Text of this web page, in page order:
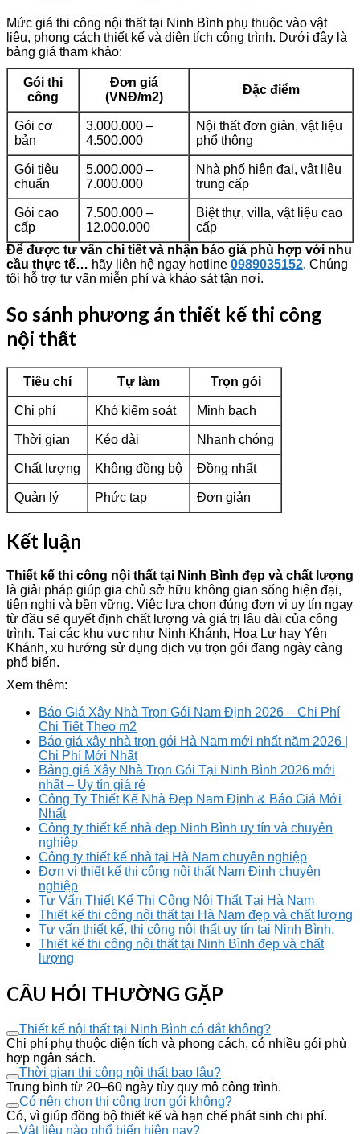
Mức giá thi công nội thất tại Ninh Bình phụ thuộc vào vật
liệu, phong cách thiết kế và diện tích công trình. Dưới đây là
bảng giá tham khảo:
Gói thi
công
Đơn giá
(VNĐ/m2)
Đặc điểm
Gói cơ
bản
3.000.000 –
4.500.000
Nội thất đơn giản, vật liệu
phổ thông
Gói tiêu
chuẩn
5.000.000 –
7.000.000
Nhà phố hiện đại, vật liệu
trung cấp
Gói cao
cấp
7.500.000 –
12.000.000
Biệt thự, villa, vật liệu cao
cấp
Để được tư vấn chi tiết và nhận báo giá phù hợp với nhu
cầu thực tế… hãy liên hệ ngay hotline 0989035152. Chúng
tôi hỗ trợ tư vấn miễn phí và khảo sát tận nơi.
So sánh phương án thiết kế thi công
nội thất
Tiêu chí Tự làm Trọn gói
Chi phí Khó kiểm soát Minh bạch
Thời gian Kéo dài Nhanh chóng
Chất lượng Không đồng bộ Đồng nhất
Quản lý Phức tạp Đơn giản
Kết luận
Thiết kế thi công nội thất tại Ninh Bình đẹp và chất lượng
là giải pháp giúp gia chủ sở hữu không gian sống hiện đại,
tiện nghi và bền vững. Việc lựa chọn đúng đơn vị uy tín ngay
từ đầu sẽ quyết định chất lượng và giá trị lâu dài của công
trình. Tại các khu vực như Ninh Khánh, Hoa Lư hay Yên
Khánh, xu hướng sử dụng dịch vụ trọn gói đang ngày càng
phổ biến.
Xem thêm:
Báo Giá Xây Nhà Trọn Gói Nam Định 2026 – Chi Phí
Chi Tiết Theo m2
Báo giá xây nhà trọn gói Hà Nam mới nhất năm 2026 |
Chi Phí Mới Nhất
Bảng giá Xây Nhà Trọn Gói Tại Ninh Bình 2026 mới
nhất – Uy tín giá rẻ
Công Ty Thiết Kế Nhà Đẹp Nam Định & Báo Giá Mới
Nhất
Công ty thiết kế nhà đẹp Ninh Bình uy tín và chuyên
nghiệp
Công ty thiết kế nhà tại Hà Nam chuyên nghiệp
Đơn vị thiết kế thi công nội thất Nam Định chuyên
nghiệp
Tư Vấn Thiết Kế Thi Công Nội Thất Tại Hà Nam
Thiết kế thi công nội thất tại Hà Nam đẹp và chất lượng
Tư vấn thiết kế, thi công nội thất uy tín tại Ninh Bình.
Thiết kế thi công nội thất tại Ninh Bình đẹp và chất
lượng
CÂU HỎI THƯỜNG GẶP
Thiết kế nội thất tại Ninh Bình có đắt không?
Chi phí phụ thuộc diện tích và phong cách, có nhiều gói phù
hợp ngân sách.
Thời gian thi công nội thất bao lâu?
Trung bình từ 20–60 ngày tùy quy mô công trình.
Có nên chọn thi công trọn gói không?
Có, vì giúp đồng bộ thiết kế và hạn chế phát sinh chi phí.
Vật liệu nào phổ biến hiện nay?